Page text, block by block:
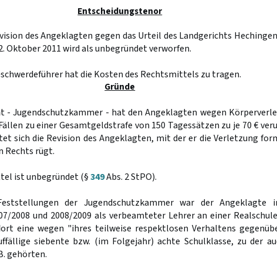
Entscheidungstenor
des Angeklagten gegen das Urteil des Landgerichts Hechingen
Oktober 2011 wird als unbegründet verworfen.
hat die Kosten des Rechtsmittels zu tragen.
Gründe
- Jugendschutzkammer - hat den Angeklagten wegen
zu einer Gesamtgeldstrafe von 150 Tagessätzen zu je 70 €
sich die Revision des Angeklagten, mit der er die Verletzung
Rechts rügt.
ist unbegründet (§349Abs. 2 StPO).
der Jugendschutzkammer war der Angeklagte
2008 und 2008/2009 als verbeamteter Lehrer an einer
eine wegen "ihres teilweise respektlosen Verhaltens
siebente bzw. (im Folgejahr) achte Schulklasse, zu der
gehörten.